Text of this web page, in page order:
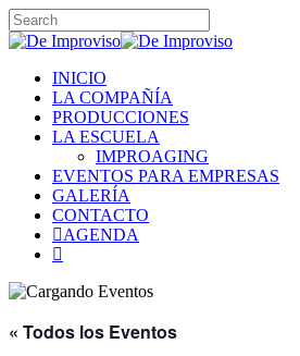
Skip
to
content
Close
Menu
INICIO
LA COMPAÑÍA
PRODUCCIONES
LA ESCUELA
IMPROAGING
EVENTOS PARA EMPRESAS
GALERÍA
CONTACTO
AGENDA
instagram
« Todos los Eventos